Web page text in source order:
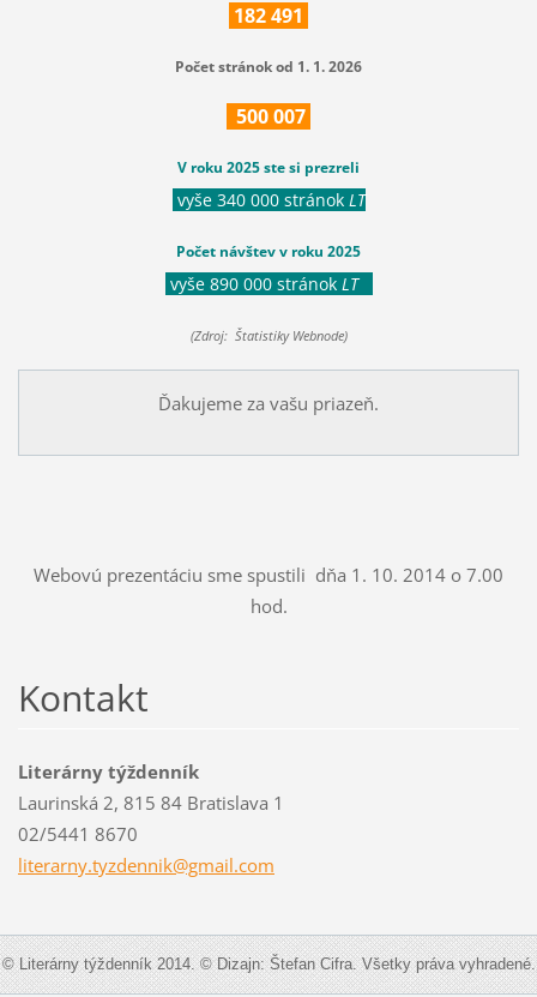
182491
Počet stránok od 1. 1. 2026
500007
V roku 2025 ste si prezreli
vyše 340 000 stránok LT
Počet návštev v roku 2025
vyše 890 000 stránok LT
(Zdroj: Štatistiky Webnode)
Ďakujeme za vašu priazeň.
Webovú prezentáciu sme spustili dňa 1. 10. 2014 o 7.00
hod.
Kontakt
Literárny týždenník
Laurinská 2, 815 84 Bratislava 1
02/5441 8670
literarny.tyzdennik@gmail.com
© Literárny týždenník 2014. © Dizajn: Štefan Cifra. Všetky práva vyhradené.